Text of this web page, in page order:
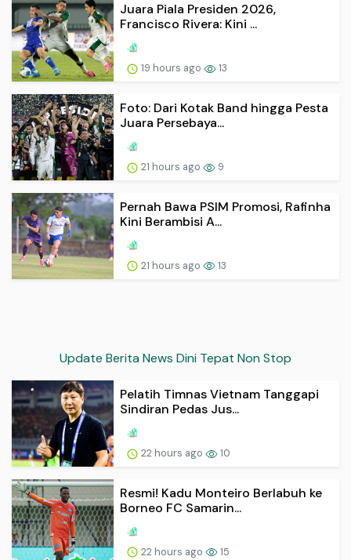
Juara Piala Presiden 2026,
Francisco Rivera: Kini ...
19 hours ago 13
Foto: Dari Kotak Band hingga Pesta
Juara Persebaya...
21 hours ago 9
Pernah Bawa PSIM Promosi, Rafinha
Kini Berambisi A...
21 hours ago 13
Update Berita News Dini Tepat Non Stop
Pelatih Timnas Vietnam Tanggapi
Sindiran Pedas Jus...
22 hours ago 10
Resmi! Kadu Monteiro Berlabuh ke
Borneo FC Samarin...
22 hours ago 15